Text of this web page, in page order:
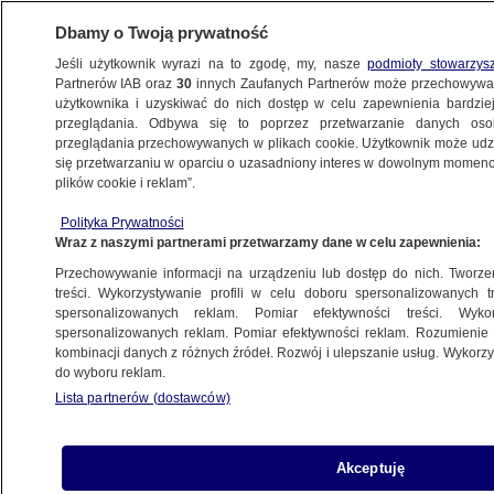
BIZNES
ZE ŚWIATA
rozdać zamrożone aktywa
Oprac.Wiktor Knowski
7.06.2026, 14:01
Posłuchaj artykułu
Czyta lektor AI
Dbamy o Twoją prywatność
Jeśli użytkownik wyrazi na to zgodę, my, naszepodmioty
Partnerów IAB oraz30 innych Zaufanych Partnerów może
użytkownika i uzyskiwać do nich dostęp w celu zapewnienia
przeglądania. Odbywa się to poprzez przetwarzanie danych
przeglądania przechowywanych w plikach cookie. Użytkownik może
się przetwarzaniu w oparciu o uzasadniony interes w dowolnym
plików cookie i reklam”.
Polityka Prywatności
Wraz z naszymi partnerami przetwarzamy dane w celu zapewnienia:
Przechowywanie informacji na urządzeniu lub dostęp do nich.
treści. Wykorzystywanie profili w celu doboru spersonalizowanych
spersonalizowanych reklam. Pomiar efektywności treści.
spersonalizowanych reklam. Pomiar efektywności reklam.
kombinacji danych z różnych źródeł. Rozwój i ulepszanie usług.
do wyboru reklam.
Lista partnerów (dostawców)
Akceptuję